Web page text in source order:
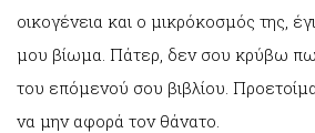
οικογένεια και ο μικρόκοσμός της,
μου βίωμα. Πάτερ, δεν σου κρύβω
του επόμενού σου βιβλίου.
να μην αφορά τον θάνατο.